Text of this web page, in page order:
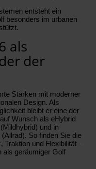
entsteht ein
besonders im urbanen
als
der
Stärken mit moderner
Design. Als
bleibt er eine der
Wunsch als eHybrid
und in
So finden Sie die
Traktion und Flexibilität –
als geräumiger Golf